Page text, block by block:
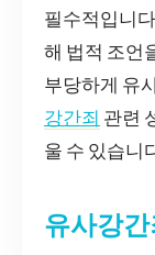
필수적입니
해 법적 조언
부당하게 유
강간죄 관련
울 수 있습니
유사강